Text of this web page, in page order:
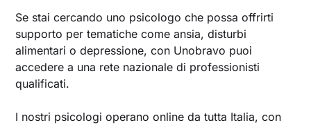
Se stai cercando uno psicologo che possa offrirti
supporto per tematiche come ansia, disturbi
alimentari o depressione, con Unobravo puoi
accedere a una rete nazionale di professionisti
qualificati.
I nostri psicologi operano online da tutta Italia, con